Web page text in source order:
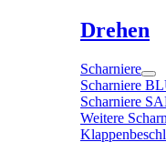
Drehen
Scharniere
Scharniere
Scharniere
Weitere